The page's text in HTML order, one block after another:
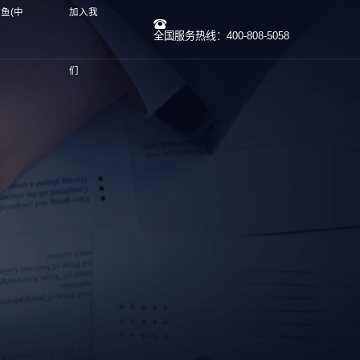
(中 加入我
们
全国服务热线：400-808-5058